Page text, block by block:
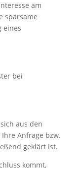
am
sparsame
eines
bei
aus den
Anfrage bzw.
geklärt ist.
kommt,